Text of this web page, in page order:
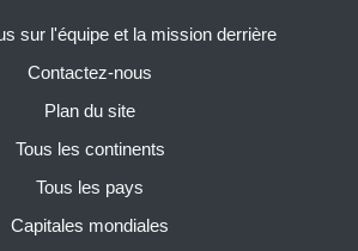
sur l'équipe et la mission derrière
Contactez-nous
Plan du site
Tous les continents
Tous les pays
Capitales mondiales